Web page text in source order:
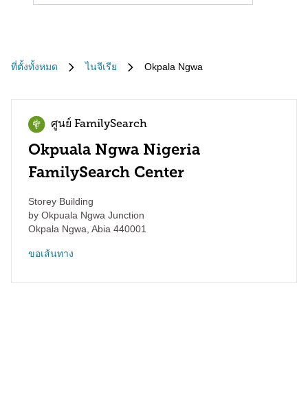
ที่ตั้งทั้งหมด ไนจีเรีย Okpala Ngwa
ศูนย์ FamilySearch
Okpuala Ngwa Nigeria
FamilySearch Center
Storey Building
by Okpuala Ngwa Junction
Okpala Ngwa Abia 440001
ขอเส้นทาง